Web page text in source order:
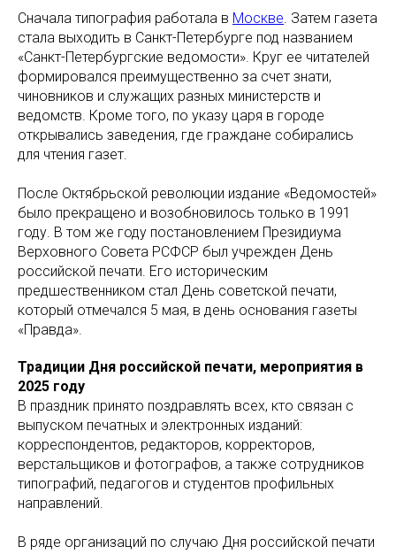
Сначала типография работала в Москве. Затем газета
стала выходить в Санкт-Петербурге под названием
«Санкт-Петербургские ведомости». Круг ее читателей
формировался преимущественно за счет знати,
чиновников и служащих разных министерств и
ведомств. Кроме того, по указу царя в городе
открывались заведения, где граждане собирались
для чтения газет.
После Октябрьской революции издание «Ведомостей»
было прекращено и возобновилось только в 1991
году. В том же году постановлением Президиума
Верховного Совета РСФСР был учрежден День
российской печати. Его историческим
предшественником стал День советской печати,
который отмечался 5 мая, в день основания газеты
«Правда».
Традиции Дня российской печати, мероприятия в
2025 году
В праздник принято поздравлять всех, кто связан с
выпуском печатных и электронных изданий:
корреспондентов, редакторов, корректоров,
верстальщиков и фотографов, а также сотрудников
типографий, педагогов и студентов профильных
направлений.
В ряде организаций по случаю Дня российской печати